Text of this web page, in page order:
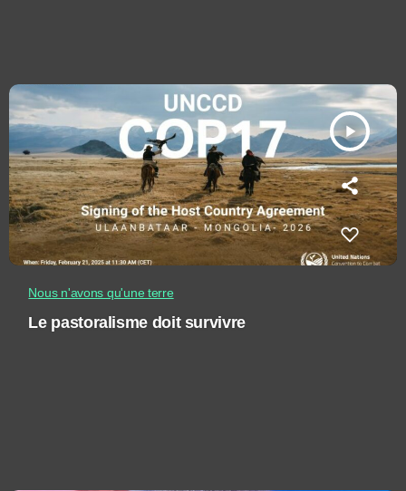
play_arrow
Nous n'avons qu'une terre
Le pastoralisme doit survivre